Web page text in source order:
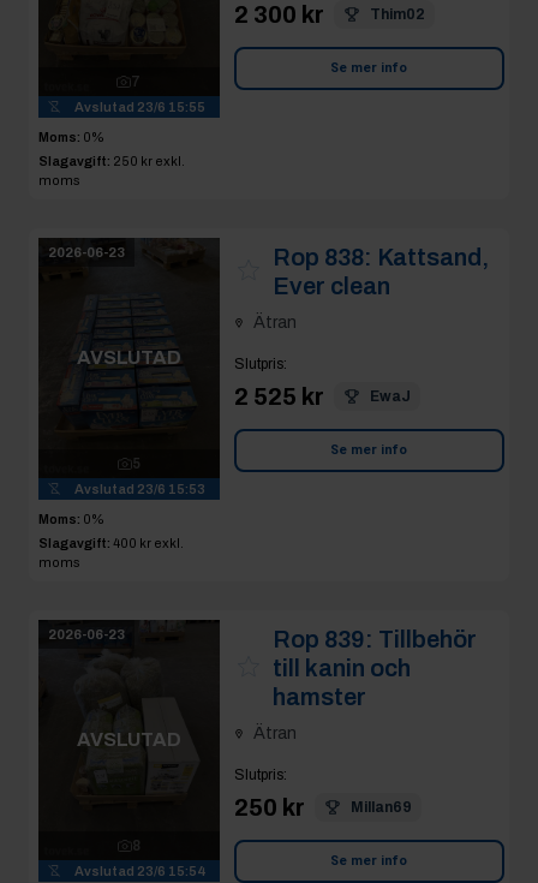
7
Avslutad 23/6 15:55
Moms: 0%
Slagavgift: 250 kr exkl.
moms
2 300 kr Thim02
Se mer info
2026-06-23
AVSLUTAD
5
Avslutad 23/6 15:53
Moms: 0%
Slagavgift: 400 kr exkl.
moms
Rop 838: Kattsand,
Ever clean
Ätran
Slutpris:
2 525 kr EwaJ
Se mer info
2026-06-23
AVSLUTAD
8
Avslutad 23/6 15:54
Rop 839: Tillbehör
till kanin och
hamster
Ätran
Slutpris:
250 kr Millan69
Se mer info